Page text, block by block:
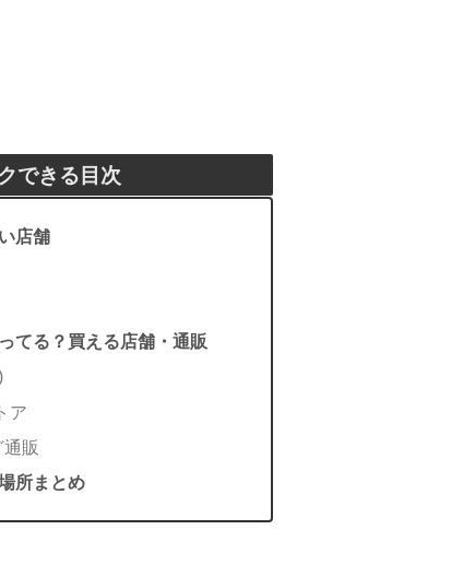
できる目次
店舗
てる？買える店舗・通販
ア
販
所まとめ